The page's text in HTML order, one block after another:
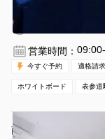
営業時間：
今すぐ予約 適格請
ホワイトボード 表参道
南青山・表参道駅徒